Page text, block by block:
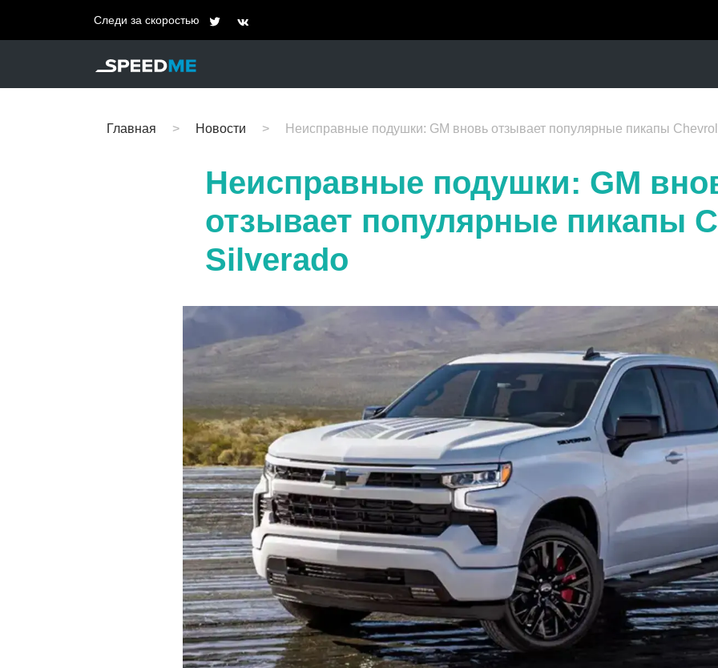
Следи за скоростью
Главная Новости Неисправные подушки: GM вновь отзывает популярные пикапы
Неисправные подушки: GM
отзывает популярные пикапы
Silverado